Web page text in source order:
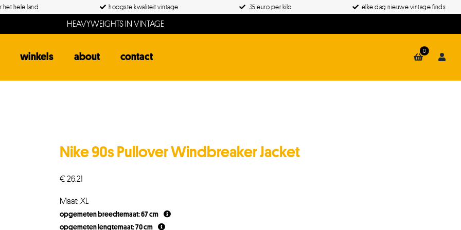
het hele land hoogste kwaliteit vintage 35 euro per kilo elke dag nieuwe vintage finds
HEAVYWEIGHTS IN VINTAGE
winkels about contact 0
Nike 90s Pullover Windbreaker Jacket
€26,21
Maat: XL
opgemeten breedtemaat: 67 cm
opgemeten lengtemaat: 70 cm